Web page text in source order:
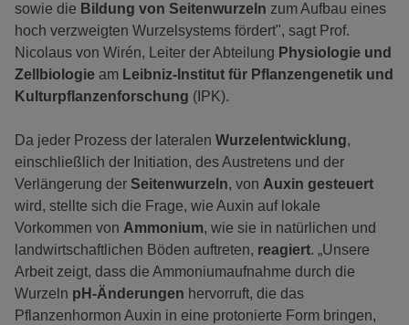
sowie die Bildung von Seitenwurzeln zum Aufbau eines
hoch verzweigten Wurzelsystems fördert", sagt Prof.
Nicolaus von Wirén, Leiter der Abteilung Physiologie und
Zellbiologie am Leibniz-Institut für Pflanzengenetik und
Kulturpflanzenforschung (IPK).
Da jeder Prozess der lateralen Wurzelentwicklung,
einschließlich der Initiation, des Austretens und der
Verlängerung der Seitenwurzeln, von Auxin gesteuert
wird, stellte sich die Frage, wie Auxin auf lokale
Vorkommen von Ammonium, wie sie in natürlichen und
landwirtschaftlichen Böden auftreten, reagiert. „Unsere
Arbeit zeigt, dass die Ammoniumaufnahme durch die
Wurzeln pH-Änderungen hervorruft, die das
Pflanzenhormon Auxin in eine protonierte Form bringen,